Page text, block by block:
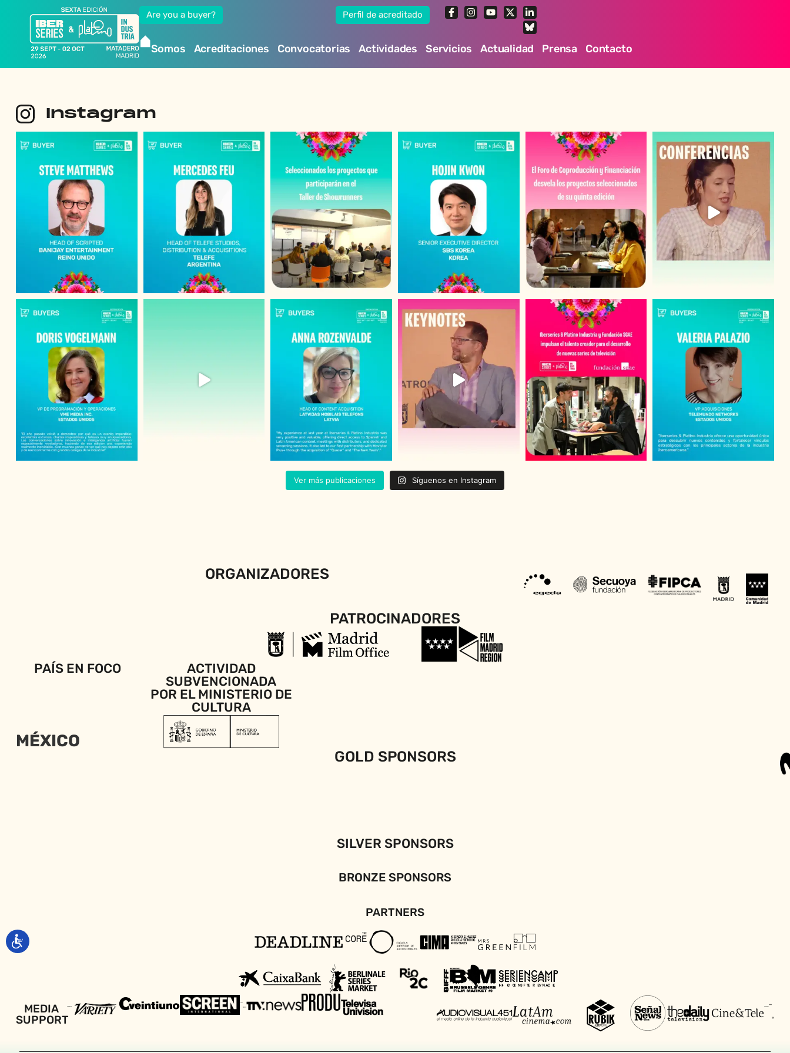
Are you a buyer? Perfil de acreditado
Somos Acreditaciones Convocatorias Actividades Servicios Actualidad Prensa Contacto
Instagram
Ver más publicaciones Síguenos en Instagram
ORGANIZADORES
PATROCINADORES
PAÍS EN FOCO
MÉXICO
ACTIVIDAD
SUBVENCIONADA
POR EL MINISTERIO DE
CULTURA
GOLD SPONSORS
SILVER SPONSORS
BRONZE SPONSORS
PARTNERS
MEDIA
SUPPORT